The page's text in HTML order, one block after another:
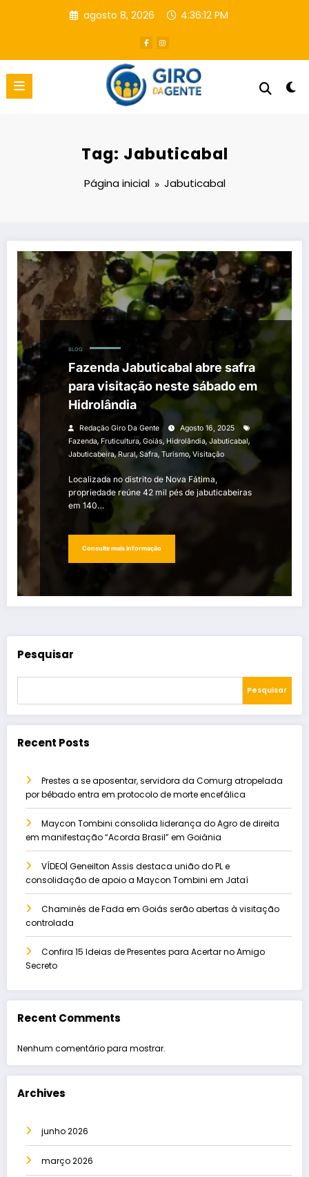
agosto 8, 2026 4:36:13 PM
Tag: Jabuticabal
Página inicial Jabuticabal
BLOG
Fazenda Jabuticabal abre safra
para visitação neste sábado em
Hidrolândia
Redação Giro Da Gente
Agosto 16, 2025
Fazenda, Fruticultura, Goiás, Hidrolândia, Jabuticabal,
Jabuticabeira,Rural,Safra, Turismo, Visitação
Localizada no distrito de Nova Fátima,
propriedade reúne 42 mil pés de jabuticabeiras
em 140…
Consulte mais informação
Pesquisar
Pesquisar
Recent Posts
Prestes a se aposentar, servidora da Comurg atropelada
por bêbado entra em protocolo de morte encefálica
Maycon Tombini consolida liderança do Agro de direita
em manifestação “Acorda Brasil” em Goiânia
VÍDEO| Geneilton Assis destaca união do PL e
consolidação de apoio a Maycon Tombini em Jataí
Chaminés de Fada em Goiás serão abertas à visitação
controlada
Confira 15 Ideias de Presentes para Acertar no Amigo
Secreto
Recent Comments
Nenhum comentário para mostrar.
Archives
junho 2026
março 2026